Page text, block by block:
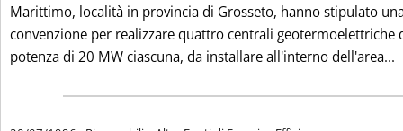
Marittimo, località in provincia di Grosseto, hanno stipulato
convenzione per realizzare quattro centrali geotermoelettriche
potenza di 20 MW ciascuna, da installare all'interno dell'area...